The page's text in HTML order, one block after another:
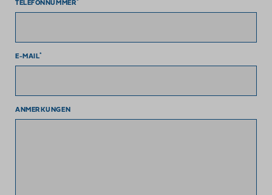
TELEFONNUMMER*
E-MAIL*
ANMERKUNGEN